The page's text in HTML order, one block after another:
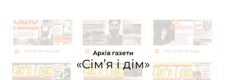
Архів газети
«Сім’я і дім»